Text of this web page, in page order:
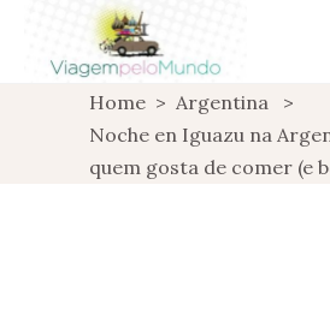
Home > Argentina
>
Noche en Iguazu na
quem gosta de comer (e